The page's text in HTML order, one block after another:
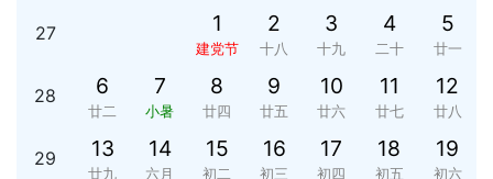
27 1
建党节
2
十八
3
十九
4
二十
5
廿一
28 6
廿二
7
小暑
8
廿四
9
廿五
10
廿六
11
廿七
12
廿八
29 13
廿九
14
六月
15
初二
16
初三
17
初四
18
初五
19
初六